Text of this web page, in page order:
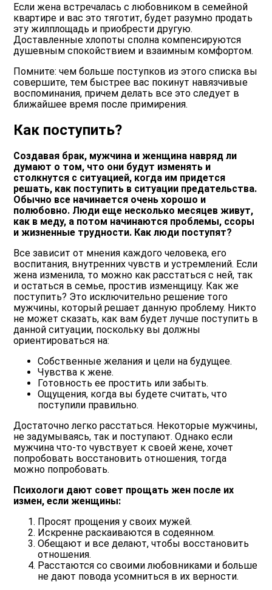
Если жена встречалась с любовником в семейной
квартире и вас это тяготит, будет разумно продать
эту жилплощадь и приобрести другую.
Доставленные хлопоты сполна компенсируются
душевным спокойствием и взаимным комфортом.
Помните: чем больше поступков из этого списка вы
совершите, тем быстрее вас покинут навязчивые
воспоминания, причем делать все это следует в
ближайшее время после примирения.
Как поступить?
Создавая брак, мужчина и женщина навряд ли
думают о том, что они будут изменять и
столкнутся с ситуацией, когда им придется
решать, как поступить в ситуации предательства.
Обычно все начинается очень хорошо и
полюбовно. Люди еще несколько месяцев живут,
как в меду, а потом начинаются проблемы, ссоры
и жизненные трудности. Как люди поступят?
Все зависит от мнения каждого человека, его
воспитания, внутренних чувств и устремлений. Если
жена изменила, то можно как расстаться с ней, так
и остаться в семье, простив изменщицу. Как же
поступить? Это исключительно решение того
мужчины, который решает данную проблему. Никто
не может сказать, как вам будет лучше поступить в
данной ситуации, поскольку вы должны
ориентироваться на:
Собственные желания и цели на будущее.
Чувства к жене.
Готовность ее простить или забыть.
Ощущения, когда вы будете считать, что
поступили правильно.
Достаточно легко расстаться. Некоторые мужчины,
не задумываясь, так и поступают. Однако если
мужчина что-то чувствует к своей жене, хочет
попробовать восстановить отношения, тогда
можно попробовать.
Психологи дают совет прощать жен после их
измен, если женщины:
Просят прощения у своих мужей.
Искренне раскаиваются в содеянном.
Обещают и все делают, чтобы восстановить
отношения.
Расстаются со своими любовниками и больше
не дают повода усомниться в их верности.